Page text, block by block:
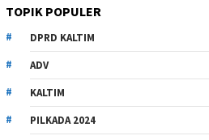
TOPIK POPULER
DPRD KALTIM
ADV
KALTIM
PILKADA 2024